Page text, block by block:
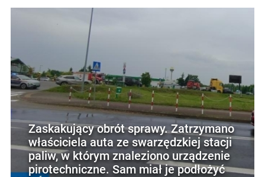
Zaskakujący obrót sprawy. Zatrzymano
właściciela auta ze swarzędzkiej stacji
paliw, w którym znaleziono urządzenie
pirotechniczne. Sam miał je podłożyć